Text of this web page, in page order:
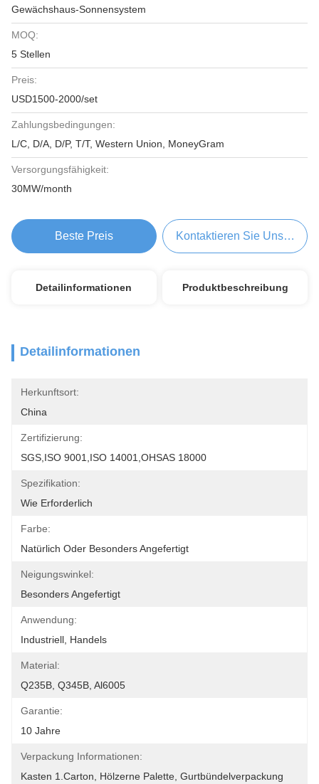
Gewächshaus-Sonnensystem
MOQ:
5 Stellen
Preis:
USD1500-2000/set
Zahlungsbedingungen:
L/C, D/A, D/P, T/T, Western Union, MoneyGram
Versorgungsfähigkeit:
30MW/month
Beste Preis Kontaktieren Sie Uns Jetzt
Detailinformationen Produktbeschreibung
Detailinformationen
Herkunftsort:
China
Zertifizierung:
SGS,ISO 9001,ISO 14001,OHSAS 18000
Spezifikation:
Wie Erforderlich
Farbe:
Natürlich Oder Besonders Angefertigt
Neigungswinkel:
Besonders Angefertigt
Anwendung:
Industriell, Handels
Material:
Q235B, Q345B, Al6005
Garantie:
10 Jahre
Verpackung Informationen:
Kasten 1.Carton, Hölzerne Palette, Gurtbündelverpackung